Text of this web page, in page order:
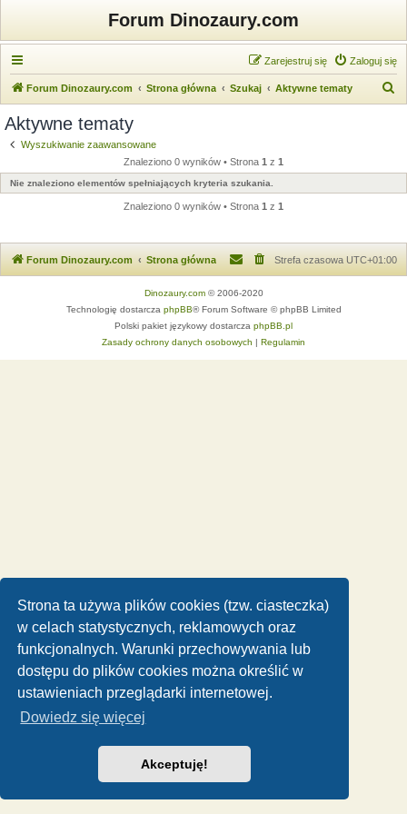
Strona ta używa plików cookies (tzw. ciasteczka)
w celach statystycznych, reklamowych oraz
funkcjonalnych. Warunki przechowywania lub
dostępu do plików cookies można określić w
ustawieniach przeglądarki internetowej.
Dowiedz się więcej
Akceptuję!
Forum Dinozaury.com
Zaloguj się
Zarejestruj się
Forum Dinozaury.com Strona główna Szukaj Aktywne tematy
a
j
Aktywne tematy
Wyszukiwanie zaawansowane
Znaleziono 0 wyników • Strona 1 z 1
Nie znaleziono elementów spełniających kryteria szukania.
Znaleziono 0 wyników • Strona 1 z 1
Forum Dinozaury.com Strona główna Strefa czasowa UTC+01:00
Dinozaury.com© 2006-2020
Technologię dostarcza phpBB® Forum Software © phpBB Limited
Polski pakiet językowy dostarcza phpBB.pl
Zasady ochrony danych osobowych | Regulamin